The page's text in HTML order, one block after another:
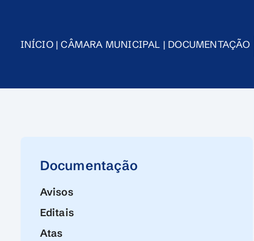
INÍCIO|CÂMARA MUNICIPAL | DOCUMENTAÇÃO
Documentação
Avisos
Editais
Atas